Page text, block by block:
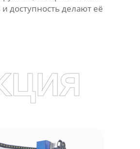
доступность делают её